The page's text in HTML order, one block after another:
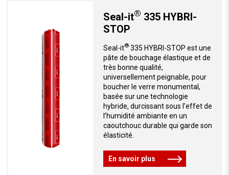
Seal-it® 335 HYBRI-
STOP
Seal-it®335 HYBRI-STOP est une
pâte de bouchage élastique et de
très bonne qualité,
universellement peignable, pour
boucher le verre monumental,
basée sur une technologie
hybride, durcissant sous l’effet de
l’humidité ambiante en un
caoutchouc durable qui garde son
élasticité.
En savoir plus